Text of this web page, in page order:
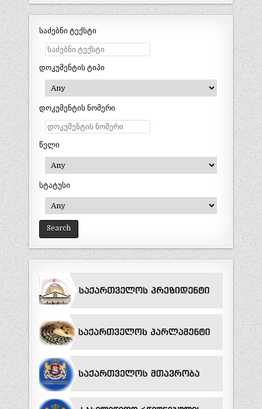
საძებნი ტექსტი
დოკუმენტის ტიპი
დოკუმენტის ნომერი
წელი
სტატუსი